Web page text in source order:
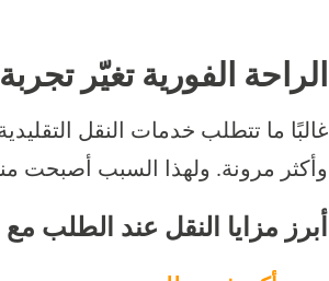
الراحة الفورية تغيّر
غالبًا ما تتطلب خدمات النقل
وأكثر مرونة. ولهذا السبب أصبحت
أبرز مزايا النقل عند الطلب